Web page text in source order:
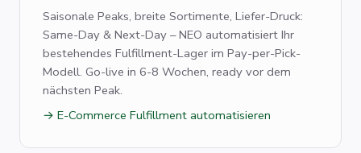
Saisonale Peaks, breite Sortimente, Liefer-Druck:
Same-Day & Next-Day – NEO automatisiert Ihr
bestehendes Fulfillment-Lager im Pay-per-Pick-
Modell. Go-live in 6-8 Wochen, ready vor dem
nächsten Peak.
→ E-Commerce Fulfillment automatisieren